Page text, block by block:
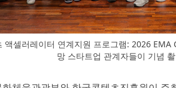
액셀러레이터 연계지원 프로그램: 2026
망 스타트업 관계자들이 기념